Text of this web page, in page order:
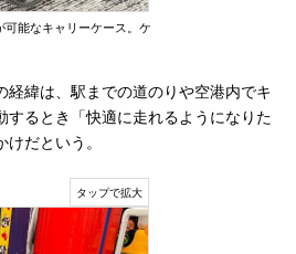
能なキャリーケース。ケ
緯は、駅までの道のりや空港内でキ
するとき「快適に走れるようになりた
だという。